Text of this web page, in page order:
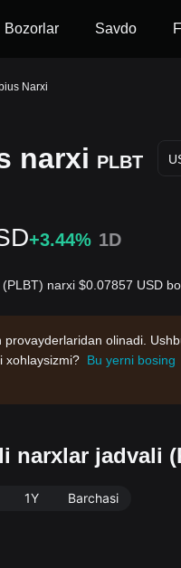
Bozorlar Savdo
Narxi
narxi PLBT
+3.44% 1D
narxi $0.07857 USD
olinadi.
xohlaysizmi? Bu yerni bosing
narxlar jadvali
1Y Barchasi